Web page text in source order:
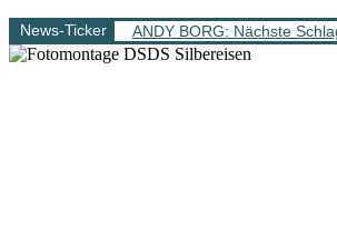
News-Ticker ANDY BORG: Nächste